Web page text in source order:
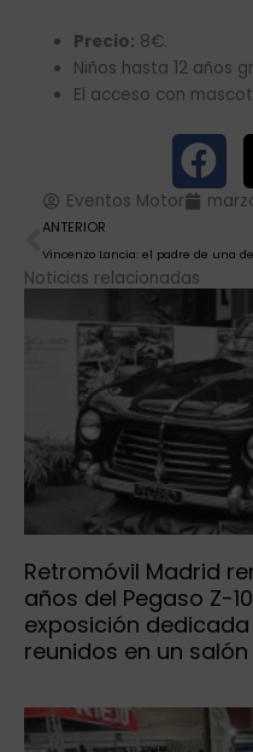
Precio: 8€.
Niños hasta 12 años
El acceso con
Eventos Motor
Ant
ANTERIOR
Noticias relacionadas
Retromóvil Madrid
años del Pegaso Z-
exposición
reunidos en un